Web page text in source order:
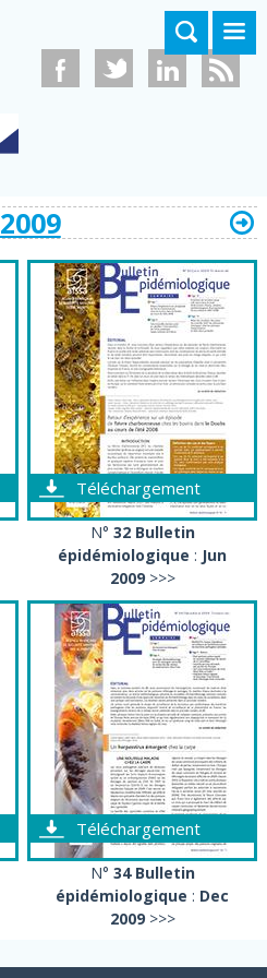
2009
Téléchargement
N° 32 Bulletin
épidémiologique : Jun
2009>>>
Téléchargement
N° 34 Bulletin
épidémiologique : Dec
2009>>>